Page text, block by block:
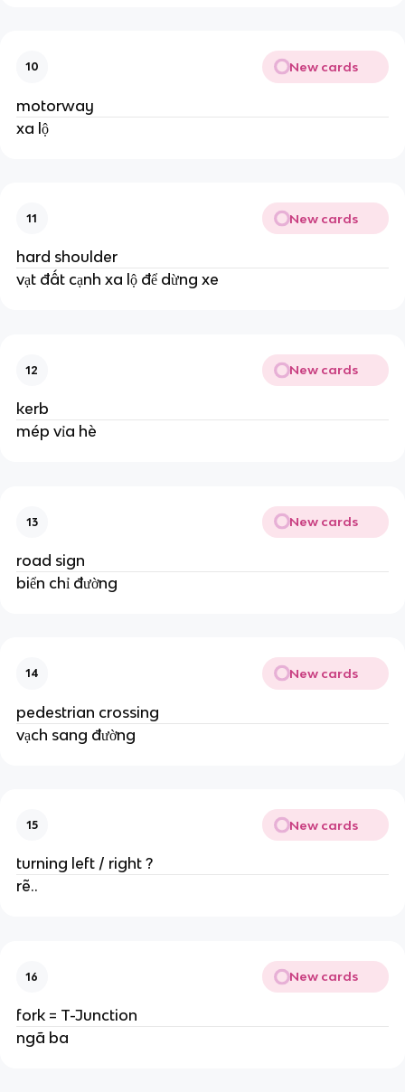
10 New cards
motorway
xa lộ
11 New cards
hard shoulder
vạt đất cạnh xa lộ để dừng xe
12 New cards
kerb
mép vỉa hè
13 New cards
road sign
biển chỉ đường
14 New cards
pedestrian crossing
vạch sang đường
15 New cards
turning left / right ?
rẽ..
16 New cards
fork = T-Junction
ngã ba